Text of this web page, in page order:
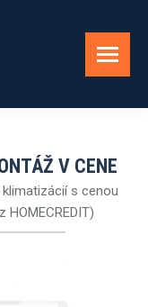
V CENE
s cenou